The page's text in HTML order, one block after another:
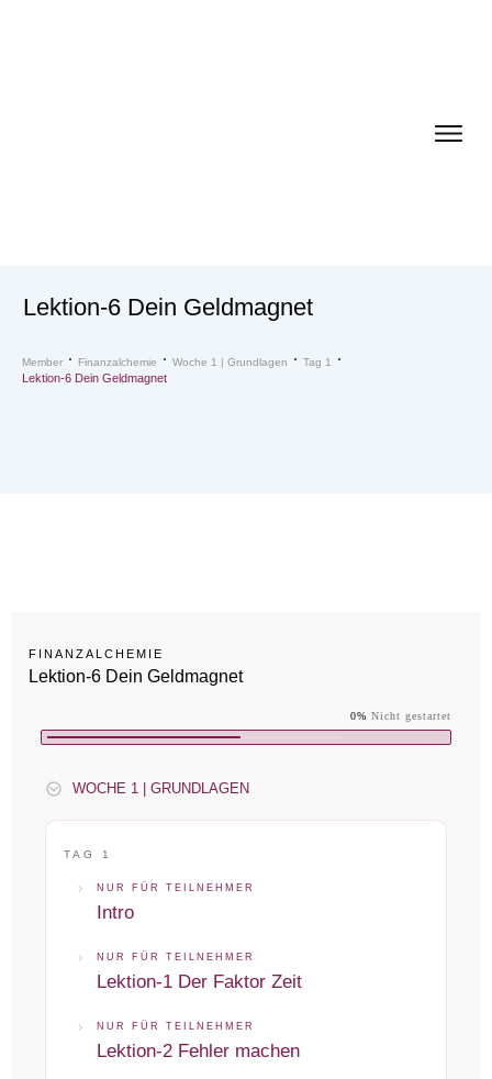
Lektion-6 Dein Geldmagnet
Member Finanzalchemie Woche 1 | Grundlagen Tag 1
Lektion-6 Dein Geldmagnet
FINANZALCHEMIE
Lektion-6 Dein Geldmagnet
0% Nicht gestartet
WOCHE 1 | GRUNDLAGEN
TAG 1
NUR FÜR TEILNEHMER
Intro
NUR FÜR TEILNEHMER
Lektion-1 Der Faktor Zeit
NUR FÜR TEILNEHMER
Lektion-2 Fehler machen